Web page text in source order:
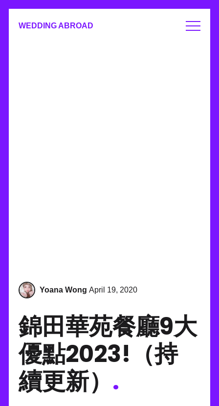
WEDDING ABROAD
Yoana Wong April 19, 2020
錦田華苑餐廳9大
優點2023!（持
續更新） .